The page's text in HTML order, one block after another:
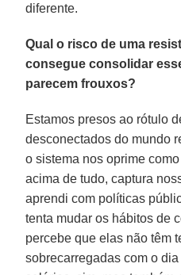
diferente.
Qual o risco de uma
consegue consolidar
parecem frouxos?
Estamos presos ao rótulo
desconectados do mundo
o sistema nos oprime
acima de tudo, captura
aprendi com políticas
tenta mudar os hábitos de
percebe que elas não têm
sobrecarregadas com o